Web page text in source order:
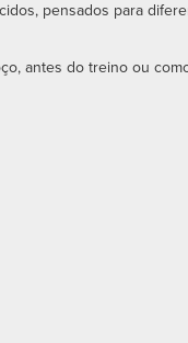
pensados para
antes do treino ou